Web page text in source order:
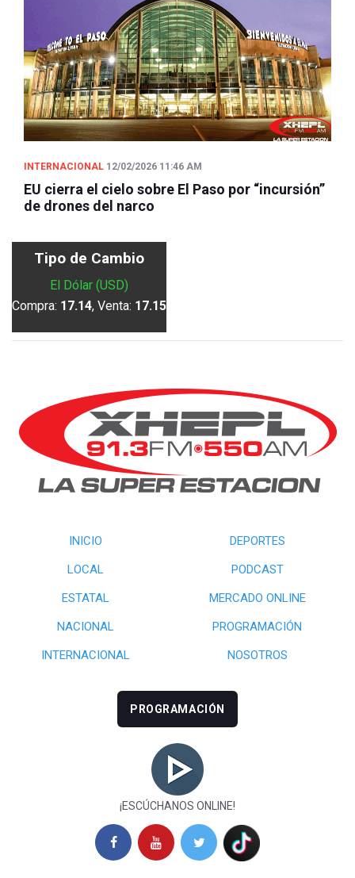
INTERNACIONAL 12/02/2026 11:46 AM
EU cierra el cielo sobre El Paso por “incursión”
de drones del narco
Tipo de Cambio
El Dólar (USD)
Compra: 17.14, Venta: 17.15
INICIO
DEPORTES
LOCAL
PODCAST
ESTATAL
MERCADO ONLINE
NACIONAL
PROGRAMACIÓN
INTERNACIONAL
NOSOTROS
PROGRAMACIÓN
¡ESCÚCHANOS ONLINE!